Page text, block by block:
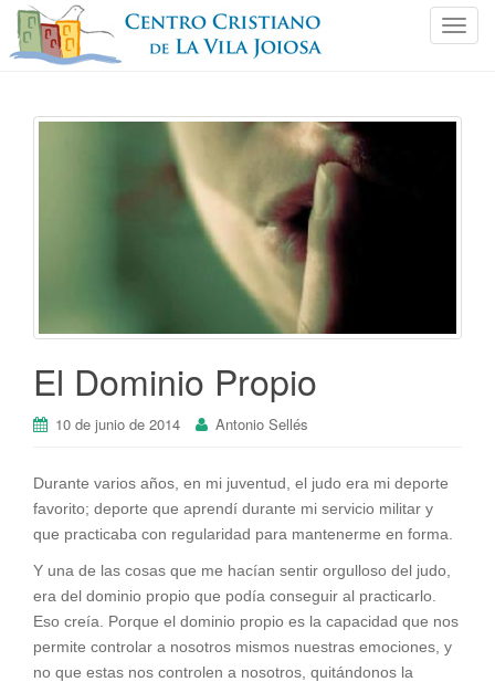
C
a
El Dominio Propio
10 de junio de 2014 Antonio Sellés
Durante varios años, en mi juventud, el judo era mi deporte
favorito; deporte que aprendí durante mi servicio militar y
que practicaba con regularidad para mantenerme en forma.
Y una de las cosas que me hacían sentir orgulloso del judo,
era del dominio propio que podía conseguir al practicarlo.
Eso creía. Porque el dominio propio es la capacidad que nos
permite controlar a nosotros mismos nuestras emociones, y
no que estas nos controlen a nosotros, quitándonos la